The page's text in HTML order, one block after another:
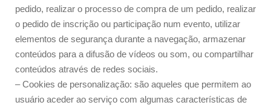
pedido, realizar o processo de compra de um pedido, realizar
o pedido de inscrição ou participação num evento, utilizar
elementos de segurança durante a navegação, armazenar
conteúdos para a difusão de vídeos ou som, ou compartilhar
conteúdos através de redes sociais.
– Cookies de personalização: são aqueles que permitem ao
usuário aceder ao serviço com algumas características de